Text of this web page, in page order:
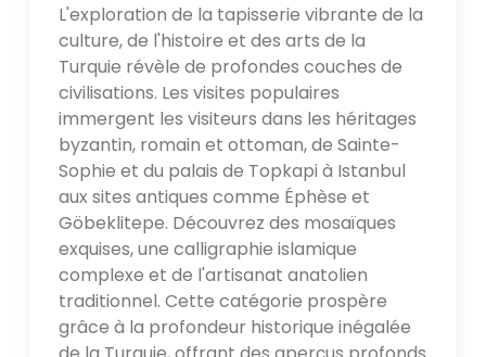
L'exploration de la tapisserie vibrante de la
culture, de l'histoire et des arts de la
Turquie révèle de profondes couches de
civilisations. Les visites populaires
immergent les visiteurs dans les héritages
byzantin, romain et ottoman, de Sainte-
Sophie et du palais de Topkapi à Istanbul
aux sites antiques comme Éphèse et
Göbeklitepe. Découvrez des mosaïques
exquises, une calligraphie islamique
complexe et de l'artisanat anatolien
traditionnel. Cette catégorie prospère
grâce à la profondeur historique inégalée